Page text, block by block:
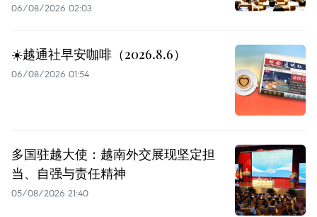
06/08/2026 02:03
☀️越通社早安咖啡（2026.8.6）
06/08/2026 01:54
多国驻越大使：越南外交展现坚定担
当、自强与责任精神
05/08/2026 21:40